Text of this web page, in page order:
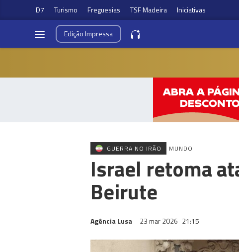
D7 Turismo Freguesias TSF Madeira Iniciativas
EdiçãoImpressa
GUERRA NO IRÃO MUNDO
Israel retoma
Beirute
Agência Lusa 23 mar 2026 21:15